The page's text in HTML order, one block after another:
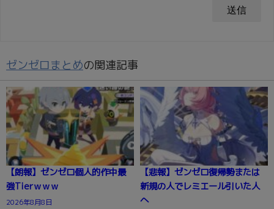
ゼンゼロまとめの関連記事
【朗報】ゼンゼロ個人的作中最
強Tierｗｗｗ
2026年8月8日
【悲報】ゼンゼロ復帰勢または
新規の人でレミエール引いた人
へ